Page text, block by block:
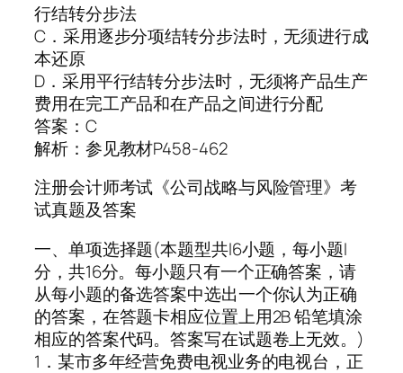
行结转分步法
C．采用逐步分项结转分步法时，无须进行成
本还原
D．采用平行结转分步法时，无须将产品生产
费用在完工产品和在产品之间进行分配
答案：C
解析：参见教材P458-462
注册会计师考试《公司战略与风险管理》考
试真题及答案
一、单项选择题(本题型共l6小题，每小题l
分，共16分。每小题只有一个正确答案，请
从每小题的备选答案中选出一个你认为正确
的答案，在答题卡相应位置上用2B 铅笔填涂
相应的答案代码。答案写在试题卷上无效。)
1．某市多年经营免费电视业务的电视台，正